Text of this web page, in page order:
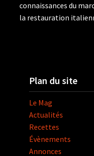
connaissances du
la restauration
Plan du site
Le Mag
Actualités
Recettes
Évènements
Annonces